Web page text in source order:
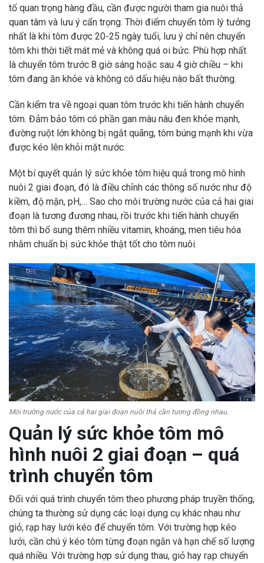
tố quan trọng hàng đầu, cần được người tham gia nuôi thả
quan tâm và lưu ý cẩn trọng. Thời điểm chuyển tôm lý tưởng
nhất là khi tôm được 20-25 ngày tuổi, lưu ý chỉ nên chuyển
tôm khi thời tiết mát mẻ và không quá oi bức. Phù hợp nhất
là chuyển tôm trước 8 giờ sáng hoặc sau 4 giờ chiều – khi
tôm đang ăn khỏe và không có dấu hiệu nào bất thường.
Cần kiểm tra về ngoại quan tôm trước khi tiến hành chuyển
tôm. Đảm bảo tôm có phần gan màu nâu đen khỏe mạnh,
đường ruột lớn không bị ngắt quãng, tôm búng mạnh khi vừa
được kéo lên khỏi mặt nước.
Một bí quyết quản lý sức khỏe tôm hiệu quả trong mô hình
nuôi 2 giai đoạn, đó là điều chỉnh các thông số nước như độ
kiềm, độ mặn, pH,… Sao cho môi trường nước của cả hai giai
đoạn là tương đương nhau, rồi trước khi tiến hành chuyển
tôm thì bổ sung thêm nhiều vitamin, khoáng, men tiêu hóa
nhằm chuẩn bị sức khỏe thật tốt cho tôm nuôi.
Môi trường nước của cả hai giai đoạn nuôi thả cần tương đồng nhau.
Quản lý sức khỏe tôm mô
hình nuôi 2 giai đoạn – quá
trình chuyển tôm
Đối với quá trình chuyển tôm theo phương pháp truyền thống,
chúng ta thường sử dụng các loại dụng cụ khác nhau như
giỏ, rạp hay lưới kéo để chuyển tôm. Với trường hợp kéo
lưới, cần chú ý kéo tôm từng đoạn ngắn và hạn chế số lượng
quá nhiều. Với trường hợp sử dụng thau, giỏ hay rạp chuyển